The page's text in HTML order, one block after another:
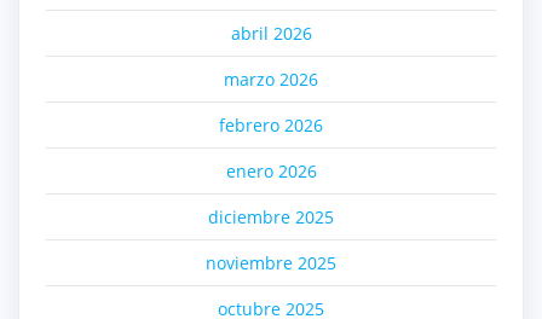
abril 2026
marzo 2026
febrero 2026
enero 2026
diciembre 2025
noviembre 2025
octubre 2025